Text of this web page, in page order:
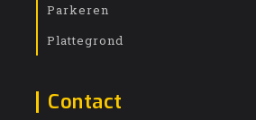
Parkeren
Plattegrond
Contact